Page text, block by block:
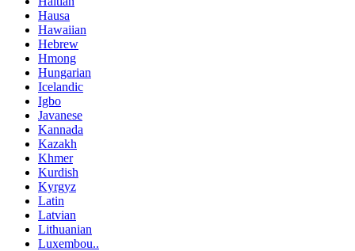
Hausa
Hawaiian
Hebrew
Hmong
Hungarian
Icelandic
Igbo
Javanese
Kannada
Kazakh
Khmer
Kurdish
Kyrgyz
Latin
Latvian
Lithuanian
Luxembou..